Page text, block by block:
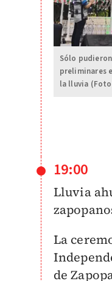
Sólo
preliminares
la lluvia
19:00
Lluvia
La
de